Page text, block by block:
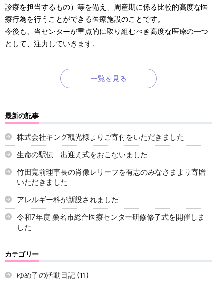
診療を担当するもの）等を備え、周産期に係る比較的高度な医
療行為を行うことができる医療施設のことです。
今後も、当センターが重点的に取り組むべき高度な医療の一つ
として、注力していきます。
一覧を見る
最新の記事
株式会社キング観光様よりご寄付をいただきました
生命の駅伝 出迎え式をおこないました
竹田寬前理事長の肖像レリーフを有志のみなさまより寄贈
いただきました
アレルギー科が新設されました
令和7年度 桑名市総合医療センター研修修了式を開催しま
した
カテゴリー
ゆめ子の活動日記 (11)